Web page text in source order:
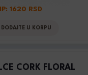
1620 RSD
DODAJTE U KORPU
CORK FLORAL